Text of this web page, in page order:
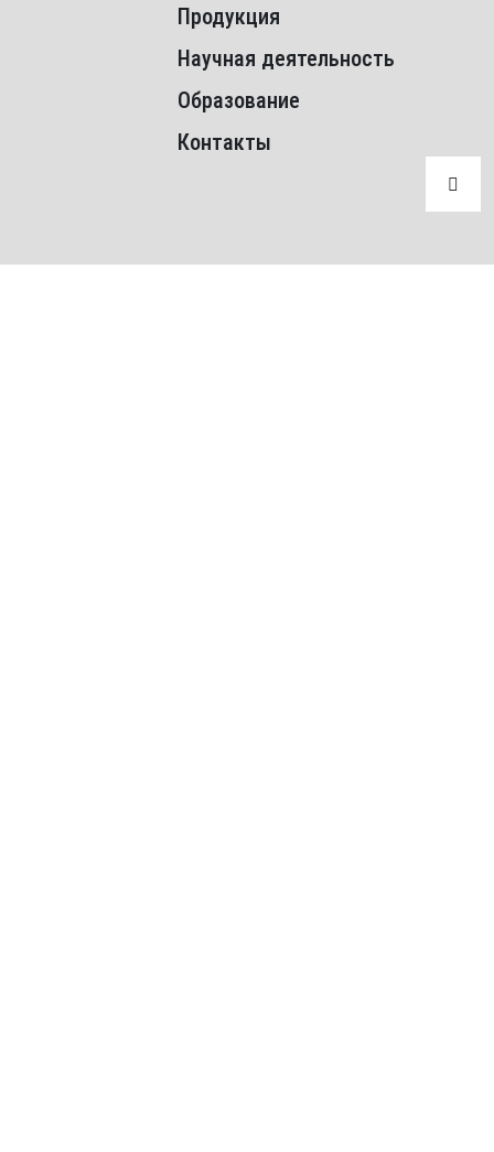
Продукция
Научная деятельность
Образование
Контакты